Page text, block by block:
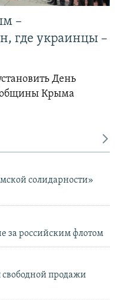
–
где украинцы –
День
общины Крыма
солидарности»
за российским флотом
продажи